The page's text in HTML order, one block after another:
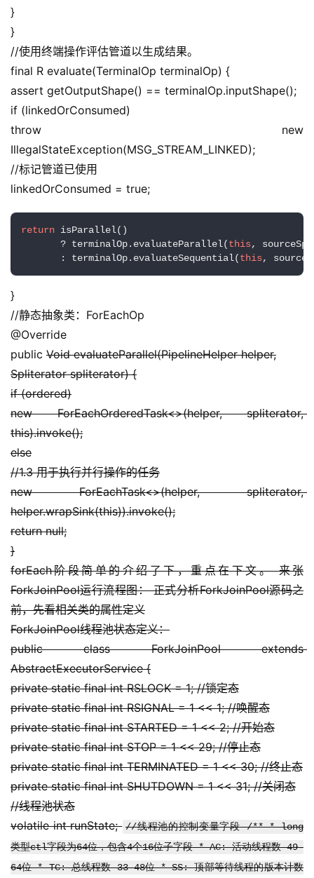
}
}
//使用终端操作评估管道以生成结果。
final R evaluate(TerminalOp terminalOp) {
assert getOutputShape() == terminalOp.inputShape();
if (linkedOrConsumed)
throw new
IllegalStateException(MSG_STREAM_LINKED);
//标记管道已使用
linkedOrConsumed = true;
return isParallel()
       ? terminalOp.evaluateParallel(
this,
       : terminalOp.evaluateSequential(
this,
}
//静态抽象类：ForEachOp
@Override
public Void evaluateParallel(PipelineHelper helper,
Spliterator spliterator) {
if (ordered)
new ForEachOrderedTask<>(helper, spliterator,
this).invoke();
else
//1.3 用于执行并行操作的任务
new ForEachTask<>(helper, spliterator,
helper.wrapSink(this)).invoke();
return null;
}
forEach阶段简单的介绍了下，重点在下文。 来张
ForkJoinPool运行流程图： 正式分析ForkJoinPool源码之
前，先看相关类的属性定义
ForkJoinPool线程池状态定义：
public class ForkJoinPool extends
AbstractExecutorService {
private static final int RSLOCK = 1; //锁定态
private static final int RSIGNAL = 1 << 1; //唤醒态
private static final int STARTED = 1 << 2; //开始态
private static final int STOP = 1 << 29; //停止态
private static final int TERMINATED = 1 << 30; //终止态
private static final int SHUTDOWN = 1 << 31; //关闭态
//线程池状态
volatile int runState; //线程池的控制变量字段 /** * long
类型ctl字段为64位，包含4个16位子字段 * AC: 活动线程数 49-
64位 * TC: 总线程数 33-48位 * SS: 顶部等待线程的版本计数